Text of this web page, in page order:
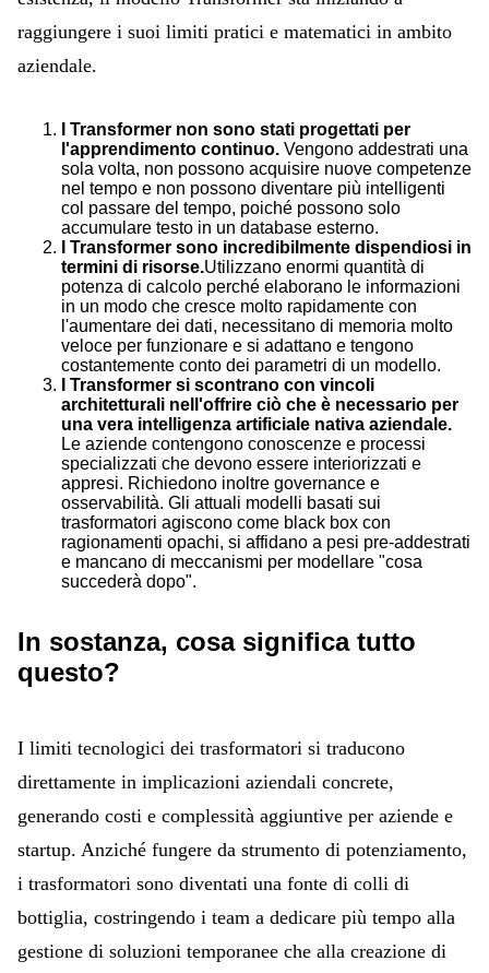
raggiungere i suoi limiti pratici e matematici in ambito
aziendale.
I Transformer non sono stati progettati per
l'apprendimento continuo. Vengono addestrati una
sola volta, non possono acquisire nuove competenze
nel tempo e non possono diventare più intelligenti
col passare del tempo, poiché possono solo
accumulare testo in un database esterno.
I Transformer sono incredibilmente dispendiosi in
termini di risorse.Utilizzano enormi quantità di
potenza di calcolo perché elaborano le informazioni
in un modo che cresce molto rapidamente con
l'aumentare dei dati, necessitano di memoria molto
veloce per funzionare e si adattano e tengono
costantemente conto dei parametri di un modello.
I Transformer si scontrano con vincoli
architetturali nell'offrire ciò che è necessario per
una vera intelligenza artificiale nativa aziendale.
Le aziende contengono conoscenze e processi
specializzati che devono essere interiorizzati e
appresi. Richiedono inoltre governance e
osservabilità. Gli attuali modelli basati sui
trasformatori agiscono come black box con
ragionamenti opachi, si affidano a pesi pre-addestrati
e mancano di meccanismi per modellare "cosa
succederà dopo".
In sostanza, cosa significa tutto
questo?
I limiti tecnologici dei trasformatori si traducono
direttamente in implicazioni aziendali concrete,
generando costi e complessità aggiuntive per aziende e
startup. Anziché fungere da strumento di potenziamento,
i trasformatori sono diventati una fonte di colli di
bottiglia, costringendo i team a dedicare più tempo alla
gestione di soluzioni temporanee che alla creazione di